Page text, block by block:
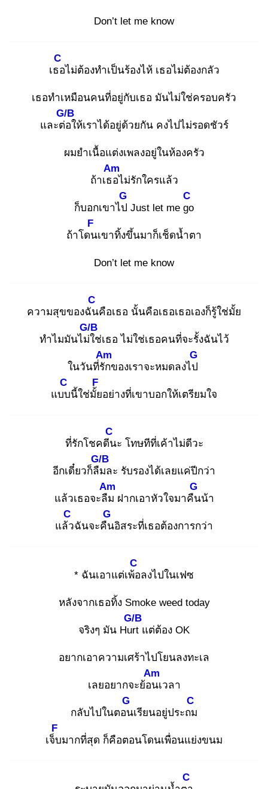
Don’t let me know
เธอ
C
ไม่ต้องทำเป็นร้องไห้ เธอไม่ต้องกลัว
เธอทำเหมือนคนที่อยู่กับเธอ มันไม่ใช่ครอบครัว
และต่อ
G/B
ให้เราได้อยู่ด้วยกัน คงไปไม่รอดชัวร์
ผมยำเนื้อแต่งเพลงอยู่ในห้องครัว
ถ้าเธอ
Am
ไม่รักใครแล้ว
ก็บอกเขาไป
G
Just let me go
C
ถ้าโดน
F
เขาทิ้งขึ้นมาก็เช็ดนํ้าตา
Don’t let me know
ความสุขของฉัน
C
คือเธอ นั้นคือเธอเธอเองก็รู้ใช่มั้ย
ทำไมมันไม่ใ
G/B
ช่เธอ ไม่ใช่เธอคนที่จะรั้งฉันไว้
ในวันที่รัก
Am
ของเราจะหมดลงไป
G
แบบ
C
นี้ใช่มั้ย
F
อย่างที่เขาบอกให้เตรียมใจ
ที่รักโชคดีน
C
ะ โทษทีที่เค้าไม่ดีวะ
อีกเดี๋ยวก็ลืม
G/B
ละ รับรองได้เลยแค่ปีกว่า
แล้วเธอจะลืม
Am
ฝากเอาหัวใจมาคืน
G
น้า
แล้ว
C
ฉันจะคืน
G
อิสระที่เธอต้องการกว่า
* ฉันเอาแต่เพ้อ
C
ลงไปในเฟซ
หลังจากเธอทิ้ง Smoke weed today
จริงๆ มัน Hurt
G/B
แต่ต้อง OK
อยากเอาความเศร้าไปโยนลงทะเล
เลยอยากจะย้อน
Am
เวลา
กลับไปในตอน
G
เรียนอยู่ประถม
C
เจ็บ
F
มากที่สุด ก็คือตอนโดนเพื่อนแย่งขนม
C